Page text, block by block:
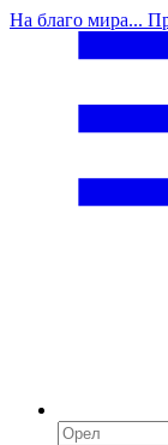
На благо мира...